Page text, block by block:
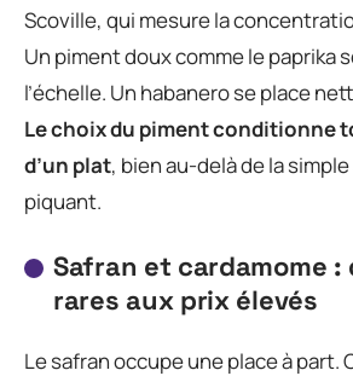
Scoville, qui mesure la
Un piment doux comme le paprika
l’échelle. Un habanero se place
Le choix du piment conditionne
d’un plat, bien au-delà de la
piquant.
Safran et cardamome :
rares aux prix élevés
Le safran occupe une place à part.